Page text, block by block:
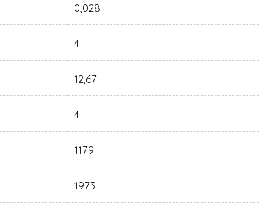
0,028
4
12,67
4
1179
1973